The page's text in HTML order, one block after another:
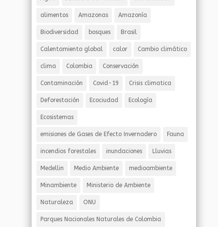
alimentos Amazonas Amazonía
Biodiversidad bosques Brasil
Calentamiento global calor Cambio climático
clima Colombia Conservación
Contaminación Covid-19 Crisis climatica
Deforestación Ecociudad Ecología
Ecosistemas
emisiones de Gases de Efecto Invernadero Fauna
incendios forestales inundaciones Lluvias
Medellin Medio Ambiente medioambiente
Minambiente Ministerio de Ambiente
Naturaleza ONU
Parques Nacionales Naturales de Colombia